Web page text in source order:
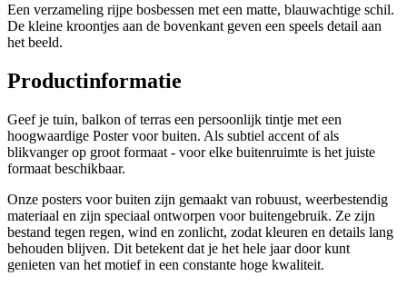
Een verzameling rijpe bosbessen met een matte, blauwachtige schil.
De kleine kroontjes aan de bovenkant geven een speels detail aan
het beeld.
Productinformatie
Geef je tuin, balkon of terras een persoonlijk tintje met een
hoogwaardige Poster voor buiten. Als subtiel accent of als
blikvanger op groot formaat - voor elke buitenruimte is het juiste
formaat beschikbaar.
Onze posters voor buiten zijn gemaakt van robuust, weerbestendig
materiaal en zijn speciaal ontworpen voor buitengebruik. Ze zijn
bestand tegen regen, wind en zonlicht, zodat kleuren en details lang
behouden blijven. Dit betekent dat je het hele jaar door kunt
genieten van het motief in een constante hoge kwaliteit.